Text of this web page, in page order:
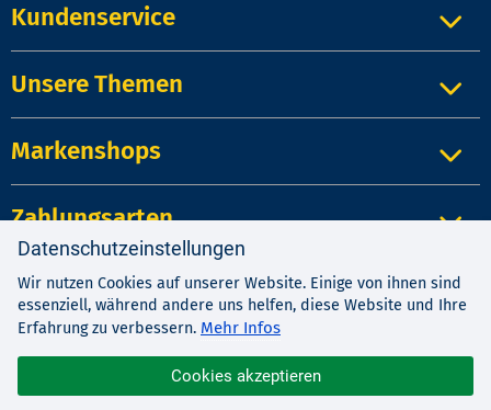
Kundenservice
Unsere Themen
Markenshops
Zahlungsarten
Impressum | Kontakt|
Datenschutz
Widerrufsrecht
Datenschutzeinstellungen
Wir nutzen Cookies auf unserer Website. Einige von ihnen sind
essenziell, während andere uns helfen, diese Website und Ihre
Erfahrung zu verbessern. Mehr Infos
Cookies akzeptieren